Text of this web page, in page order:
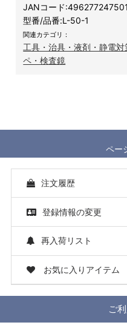
JANコード:
型番/品番:L-50-1
関連カテゴリ：
工具・治具・液剤・静電対
ペ・検査鏡
ペー
注文履歴
登録情報の変更
再入荷リスト
お気に入りアイテム
ご